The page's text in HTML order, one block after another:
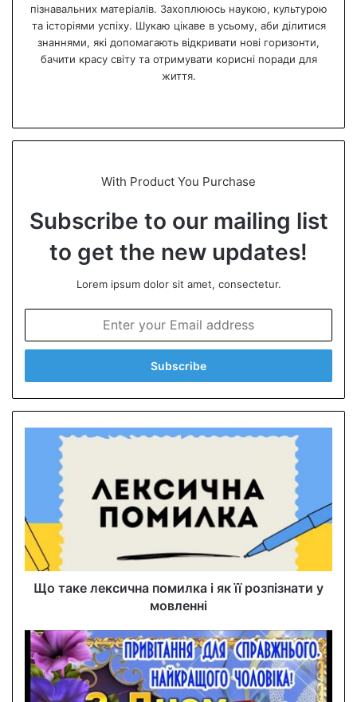
пізнавальних матеріалів. Захоплююсь наукою, культурою
та історіями успіху. Шукаю цікаве в усьому, аби ділитися
знаннями, які допомагають відкривати нові горизонти,
бачити красу світу та отримувати корисні поради для
життя.
te
With Product You Purchase
Subscribe to our mailing list
to get the new updates!
Lorem ipsum dolor sit amet, consectetur.
t
r
y
i
a
s
Що таке лексична помилка і як її розпізнати у
мовленні